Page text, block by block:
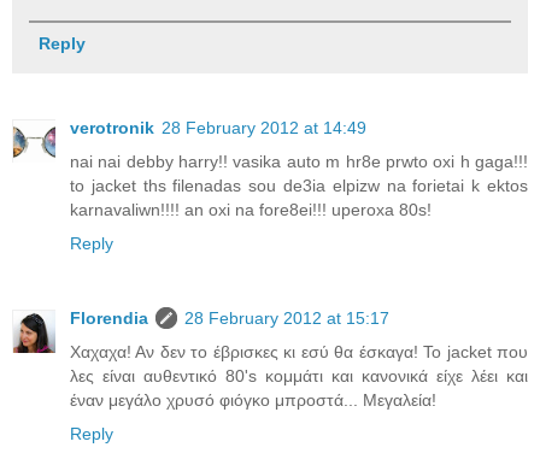
Reply
verotronik 28 February 2012 at 14:49
nai nai debby harry!! vasika auto m hr8e prwto oxi h gaga!!!
to jacket ths filenadas sou de3ia elpizw na forietai k ektos
karnavaliwn!!!! an oxi na fore8ei!!! uperoxa 80s!
Reply
Florendia
28 February 2012 at 15:17
Χαχαχα! Αν δεν το έβρισκες κι εσύ θα έσκαγα! Το jacket που
λες είναι αυθεντικό 80's κομμάτι και κανονικά είχε λέει και
έναν μεγάλο χρυσό φιόγκο μπροστά... Μεγαλεία!
Reply